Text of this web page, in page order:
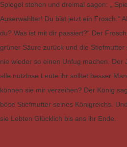
Spiegel stehen und dreimal sagen: „
Auserwählter! Du bist jetzt ein Frosch.“
du? Was ist mit dir passiert?“ Der
grüner Säure zurück und die
nie wieder so einen Unfug machen.
alle nutzlose Leute ihr solltet besser
können sie mir verzeihen? Der König
böse Stiefmutter seines Königreichs.
sie Lebten Glücklich bis ans ihr Ende.